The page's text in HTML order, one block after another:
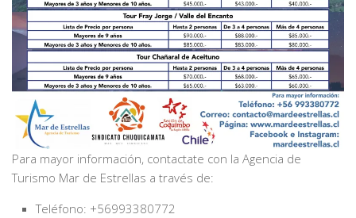
Para mayor información, contactate con la Agencia de
Turismo Mar de Estrellas a través de:
Teléfono: +56993380772